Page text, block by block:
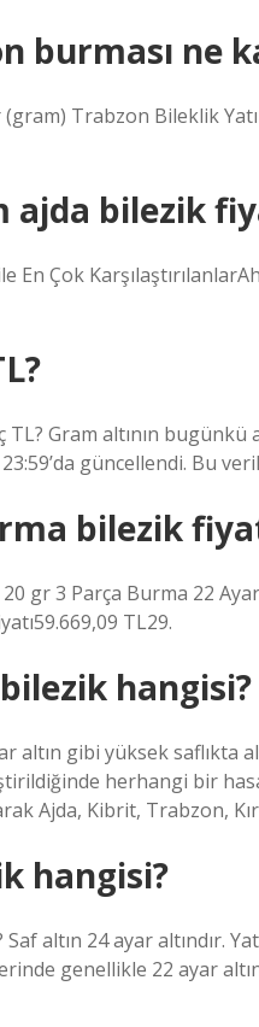
burması ne
Trabzon Bileklik
ajda bilezik
En Çok
Gram altının bugünkü
güncellendi. Bu
bilezik
20 gr 3 Parça Burma 22
TL29.
hangisi?
altın gibi yüksek saflıkta
herhangi bir
Ajda, Kibrit, Trabzon,
hangisi?
altın 24 ayar altındır.
genellikle 22 ayar